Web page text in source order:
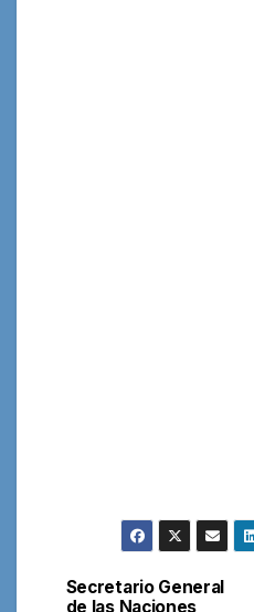
Navegación
Secretario General
de las Naciones